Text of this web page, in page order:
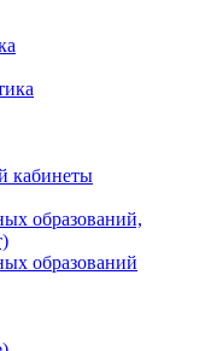
кабинеты
образований,
образований